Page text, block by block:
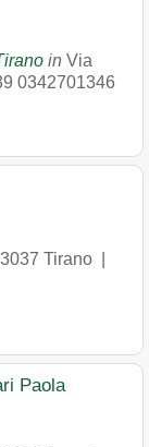
in Via
0342701346
Tirano
Paola